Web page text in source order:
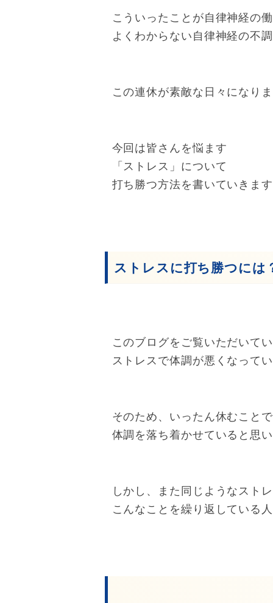
こういったことが自律神経の
よくわからない自律神経の不
この連休が素敵な日々になり
今回は皆さんを悩ます
「ストレス」について
打ち勝つ方法を書いていきます
ストレスに打ち勝つには
このブログをご覧いただいて
ストレスで体調が悪くなって
そのため、いったん休むことで
体調を落ち着かせていると思い
しかし、また同じようなスト
こんなことを繰り返している